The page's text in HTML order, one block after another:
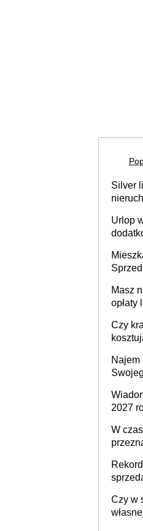
Silver
Urlop
Masz
opłaty
Czy
Najem
2027
W
Czy w